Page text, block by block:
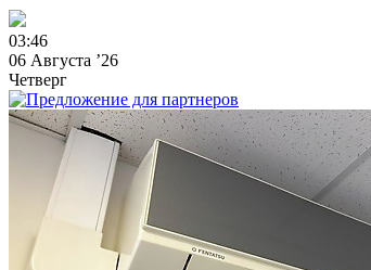
03:46
06 Августа ’26
Четверг